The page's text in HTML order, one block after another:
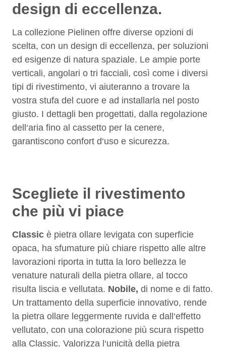
design di eccellenza.
La collezione Pielinen offre diverse opzioni di
scelta, con un design di eccellenza, per soluzioni
ed esigenze di natura spaziale. Le ampie porte
verticali, angolari o tri facciali, così come i diversi
tipi di rivestimento, vi aiuteranno a trovare la
vostra stufa del cuore e ad installarla nel posto
giusto. I dettagli ben progettati, dalla regolazione
dell‘aria fino al cassetto per la cenere,
garantiscono confort d‘uso e sicurezza.
Scegliete il rivestimento
che più vi piace
Classic è pietra ollare levigata con superficie
opaca, ha sfumature più chiare rispetto alle altre
lavorazioni riporta in tutta la loro bellezza le
venature naturali della pietra ollare, al tocco
risulta liscia e vellutata. Nobile, di nome e di fatto.
Un trattamento della superficie innovativo, rende
la pietra ollare leggermente ruvida e dall‘effetto
vellutato, con una colorazione più scura rispetto
alla Classic. Valorizza l‘unicità della pietra